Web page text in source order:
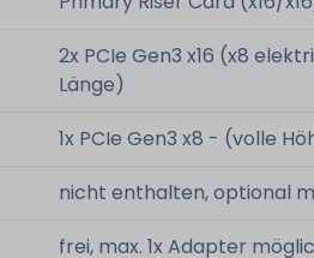
2x PCIe Gen3 x16 (x8
Länge)
1x PCIe Gen3 x8 - (volle
nicht enthalten, optional
frei, max. 1x Adapter